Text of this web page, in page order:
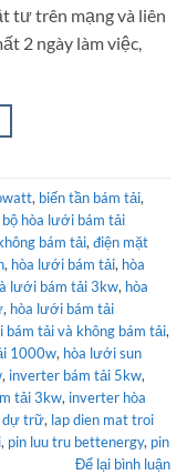
tư trên mạng và liên
2 ngày làm việc,
, biến tần bám tải,
bộ hòa lưới bám tải
bám tải, điện mặt
, hòa lưới bám tải, hòa
lưới bám tải 3kw, hòa
, hòa lưới bám tải
bám tải và không bám tải,
1000w, hòa lưới sun
, inverter bám tải 5kw,
tải 3kw, inverter hòa
dự trữ, lap dien mat troi
, pin luu tru bettenergy, pin
Để lại bình luận